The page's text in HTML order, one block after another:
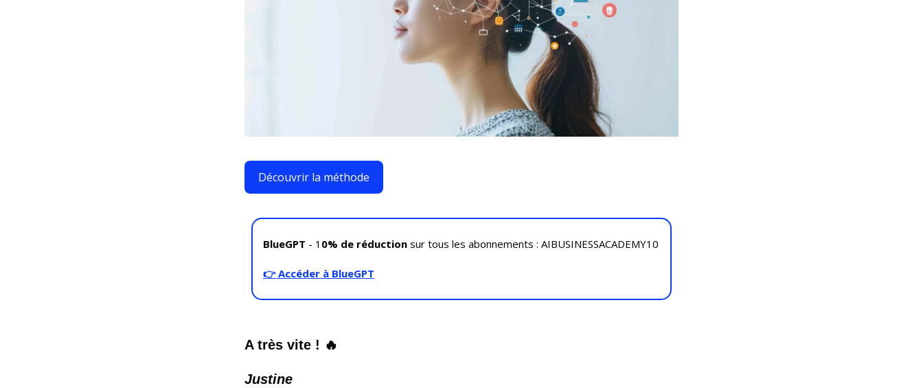
Découvrir la méthode
BlueGPT - 1 0% de réduction sur tous les abonnements : AIBUSINESSACADEMY10
👉Accéder à BlueGPT
A très vite ! 🔥
Justine